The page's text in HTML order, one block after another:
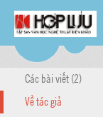
Các bài viết (2)
Về tác giả